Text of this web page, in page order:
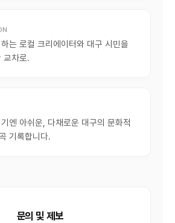
는 로컬 크리에이터와 대구 시민을
교차로.
엔 아쉬운, 다채로운 대구의 문화적
기록합니다.
문의 및 제보